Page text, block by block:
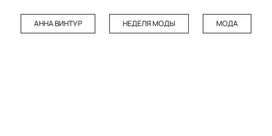
АННА ВИНТУР НЕДЕЛЯ МОДЫ МОДА